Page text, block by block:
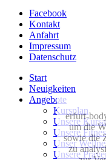
Facebook
Kontakt
Anfahrt
Impressum
Datenschutz
Start
Neuigkeiten
Angebote
Kursplan
Unsere
Unsere
Unser
Unsere
erfurt-
um die
sowie die
zu